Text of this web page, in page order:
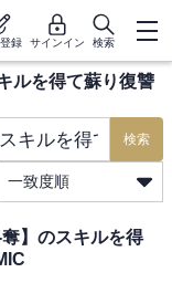
録 サインイン 検索
ルを得て蘇り復讐
検索
一致度順
】のスキルを得